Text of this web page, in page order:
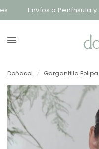
Envíos a Península y
Doñasol / Gargantilla Felipa